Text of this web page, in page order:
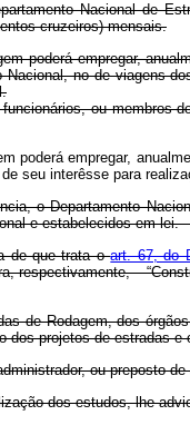
Nacional de
cruzeiros) mensais.
poderá empregar,
no de viagens
ou membros
poderá empregar,
de seu interêsse para
o Departamento
e estabelecidos
de que trata oart. 67, do
respectivamente, –
de Rodagem, dos
projetos de estradas
ou preposto
dos estudos, lhe